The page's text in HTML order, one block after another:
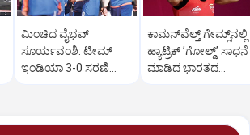
ಮಿಂಚಿದ ವೈಭವ್‌
ಸೂರ್ಯವಂಶಿ: ಟೀಮ್‌
ಇಂಡಿಯಾ 3-0 ಸರಣಿ
ಕಾಮನ್‌ವೆಲ್ತ್ ಗೇಮ್ಸ್‌ನಲ್ಲಿ
ಹ್ಯಾಟ್ರಿಕ್‌ ʼಗೋಲ್ಡ್‌ʼ ಸಾಧನೆ
ಮಾಡಿದ ಭಾರತದ